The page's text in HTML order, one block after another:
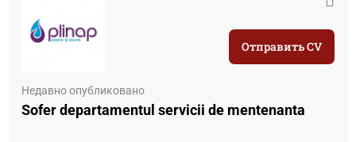
Недавно опубликовано
Sofer departamentul servicii de mentenanta
Отправить CV